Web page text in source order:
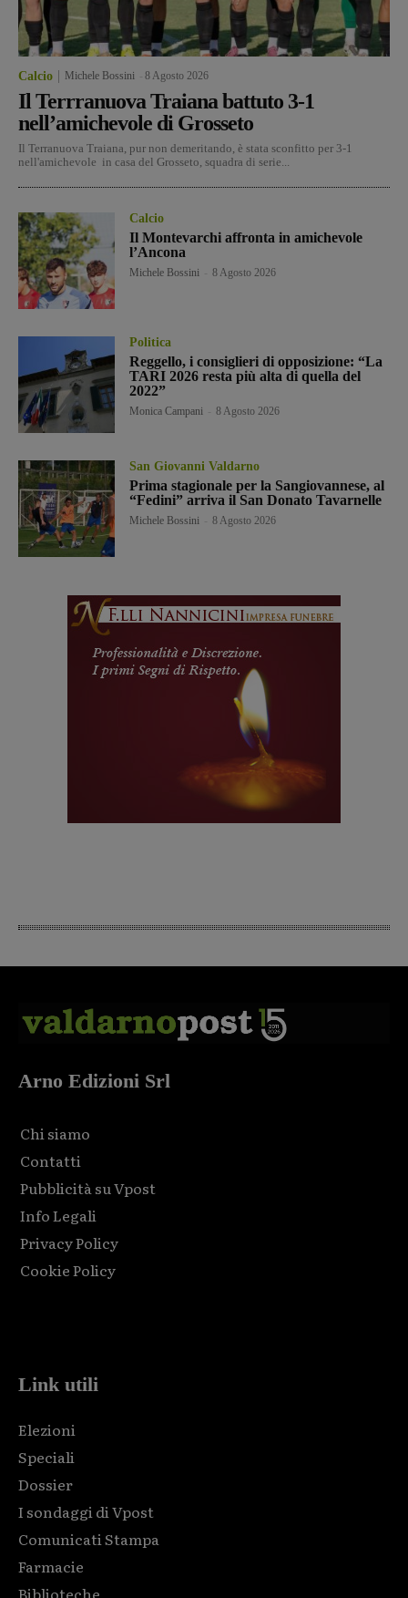
Calcio Michele Bossini 8 Agosto 2026
Il Terrranuova Traiana battuto 3-1
nell’amichevole di Grosseto
Il Terranuova Traiana, pur non demeritando, è stata sconfitto per 3-1
nell'amichevole in casa del Grosseto, squadra di serie...
Calcio
Il Montevarchi affronta in amichevole
l’Ancona
Michele Bossini 8 Agosto 2026
Politica
Reggello, i consiglieri di opposizione: “La
TARI 2026 resta più alta di quella del
2022”
Monica Campani 8 Agosto 2026
San Giovanni Valdarno
Prima stagionale per la Sangiovannese, al
“Fedini” arriva il San Donato Tavarnelle
Michele Bossini 8 Agosto 2026
Arno Edizioni Srl
Chi siamo
Contatti
Pubblicità su Vpost
Info Legali
Privacy Policy
Cookie Policy
Link utili
Elezioni
Speciali
Dossier
I sondaggi di Vpost
Comunicati Stampa
Farmacie
Biblioteche